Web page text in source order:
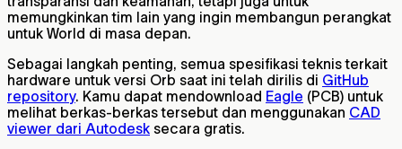
memungkinkan tim lain yang ingin membangun perangkat
untuk World di masa depan.
Sebagai langkah penting, semua spesifikasi teknis terkait
hardware untuk versi Orb saat ini telah dirilis di GitHub
repository. Kamu dapat mendownload Eagle (PCB) untuk
melihat berkas-berkas tersebut dan menggunakan CAD
viewer dari Autodesk secara gratis.